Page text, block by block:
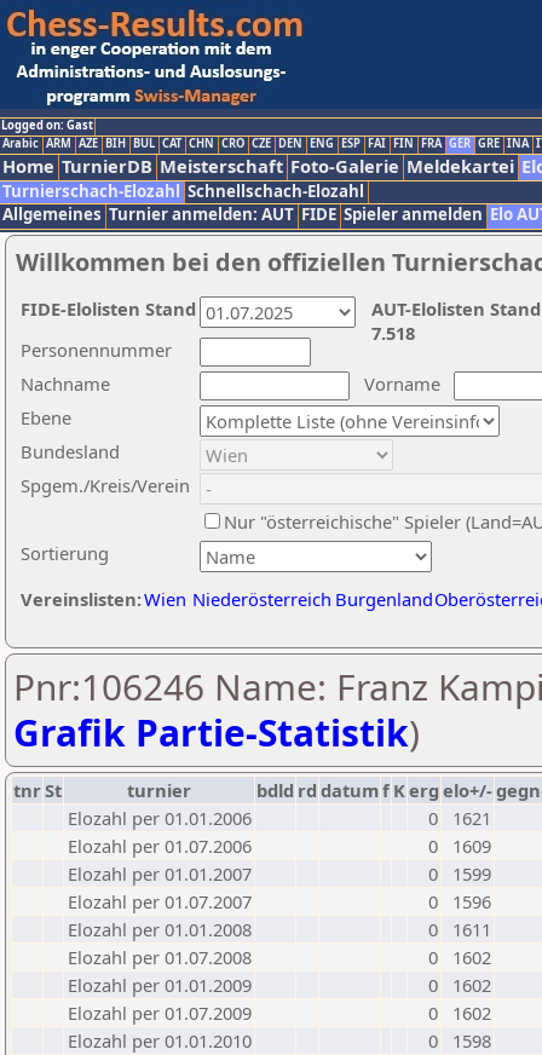
Logged on: Gast
Arabic ARM AZE BIH BUL CAT CHN CRO CZE DEN ENG ESP FAI FIN FRA GER GRE INA
Home TurnierDB Meisterschaft Foto-Galerie Meldekartei
Turnierschach-Elozahl Schnellschach-Elozahl
Allgemeines Turnier anmelden: AUT FIDE Spieler anmelden Elo
Willkommen bei den offiziellen
Nachname
Vorname
Ebene
Sortierung
Personennummer
Bundesland
Spgem./Kreis/Verein
Nur "österreichische" Spieler
Vereinslisten:Wien Niederösterreich Burgenland
AUT-Elolisten
7.518
FIDE-Elolisten Stand
Pnr:106246 Name: Franz
Grafik Partie-Statistik)
tnrSt turnier bdld rd datumf Kerg elo+/-
Elozahl per 01.01.2006
0
1621
Elozahl per 01.07.2006
0
1609
Elozahl per 01.01.2007
0
1599
Elozahl per 01.07.2007
0
1596
Elozahl per 01.01.2008
0
1611
Elozahl per 01.07.2008
0
1602
Elozahl per 01.01.2009
0
1602
Elozahl per 01.07.2009
0
1602
Elozahl per 01.01.2010
0
1598